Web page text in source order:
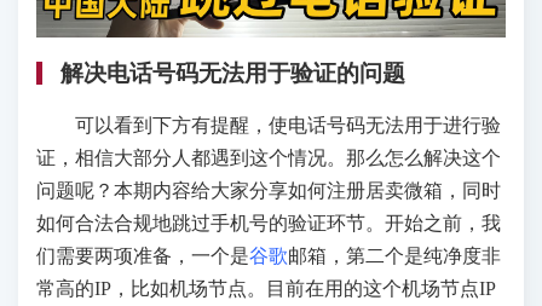
解决电话号码无法用于验证的问题
可以看到下方有提醒，使电话号码无法用于进行验
证，相信大部分人都遇到这个情况。那么怎么解决这个
问题呢？本期内容给大家分享如何注册居卖微箱，同时
如何合法合规地跳过手机号的验证环节。开始之前，我
们需要两项准备，一个是谷歌邮箱，第二个是纯净度非
常高的IP，比如机场节点。目前在用的这个机场节点IP